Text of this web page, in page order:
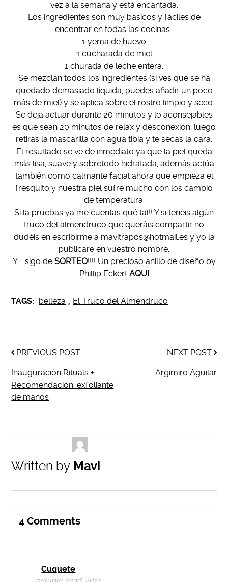
vez a la semana y está encantada.
Los ingredientes son muy básicos y fáciles de
encontrar en todas las cocinas:
1 yema de huevo
1 cucharada de miel
1 churada de leche entera.
Se mezclan todos los ingredientes (si ves que se ha
quedado demasiado líquida, puedes añadir un poco
más de miel) y se aplica sobre el rostro limpio y seco.
Se deja actuar durante 20 minutos y lo aconsejables
es que sean 20 minutos de relax y desconexión, luego
retiras la mascarilla con agua tibia y te secas la cara.
El resultado se ve de inmediato ya que la piel queda
más lisa, suave y sobretodo hidratada, además actúa
también como calmante facial ahora que empieza el
fresquito y nuestra piel sufre mucho con los cambio
de temperatura.
Si la pruebas ya me cuentas qué tal!! Y si tenéis algún
truco del almendruco que queráis compartir no
dudéis en escribirme a mavitrapos@hotmail.es y yo la
publicaré en vuestro nombre.
Y…. sigo de SORTEO!!!! Un precioso anillo de diseño by
Phillip Eckert AQUI
TAGS: belleza , El Truco del Almendruco
PREVIOUS POST
Inauguración Rituals +
Recomendación: exfoliante
de manos
NEXT POST
Argimiro Aguilar
Written by Mavi
4 Comments
Cuquete